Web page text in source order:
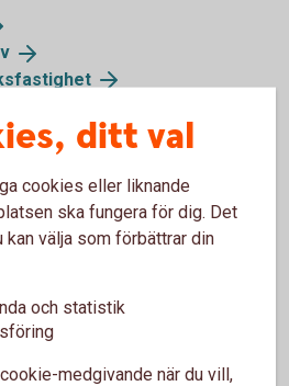
online
ditt val
cookies eller liknande
ska fungera för dig. Det
välja som förbättrar din
och statistik
medgivande när du vill,